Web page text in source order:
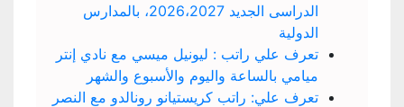
الدراسى الجديد 2026،2027، بالمدارس
الدولية
تعرف علي راتب : ليونيل ميسي مع نادي إنتر
ميامي بالساعة واليوم والأسبوع والشهر
تعرف علي: راتب كريستيانو رونالدو مع النصر